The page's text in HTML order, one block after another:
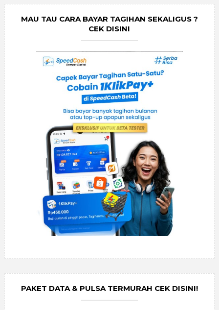
MAU TAU CARA BAYAR TAGIHAN SEKALIGUS ?
CEK DISINI
PAKET DATA & PULSA TERMURAH CEK DISINI!